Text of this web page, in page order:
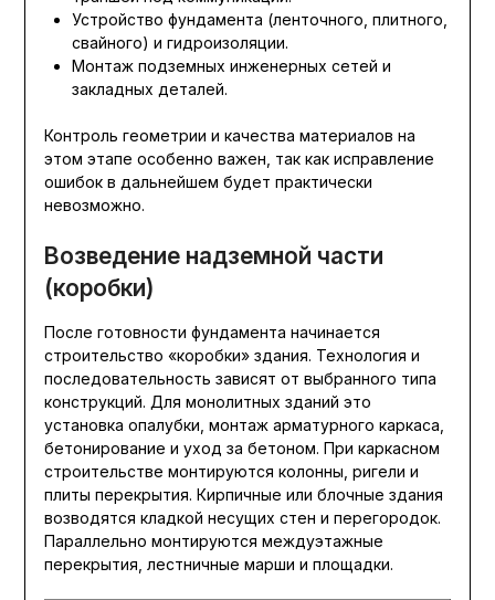
Устройство фундамента (ленточного, плитного,
свайного) и гидроизоляции.
Монтаж подземных инженерных сетей и
закладных деталей.
Контроль геометрии и качества материалов на
этом этапе особенно важен, так как исправление
ошибок в дальнейшем будет практически
невозможно.
Возведение надземной части
(коробки)
После готовности фундамента начинается
строительство «коробки» здания. Технология и
последовательность зависят от выбранного типа
конструкций. Для монолитных зданий это
установка опалубки, монтаж арматурного каркаса,
бетонирование и уход за бетоном. При каркасном
строительстве монтируются колонны, ригели и
плиты перекрытия. Кирпичные или блочные здания
возводятся кладкой несущих стен и перегородок.
Параллельно монтируются междуэтажные
перекрытия, лестничные марши и площадки.